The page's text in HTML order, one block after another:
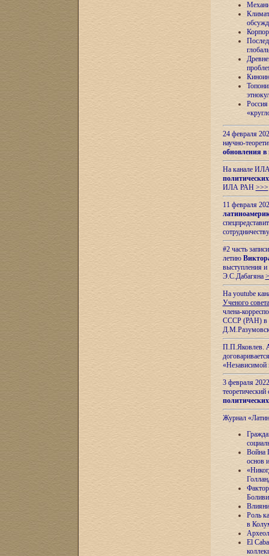
24 февраля
научно-
обновления в
На канале
ИЛА РАН >>>
11 февраля
#2 часть
летию
выступления
Э.С.Дабагяна
На youtube
Ученого
члена-
СССР (РАН) в
П.П.Яковлев.
«Независимой
3 февраля
теоретический
Журнал
Война
основ
Роль
в
El